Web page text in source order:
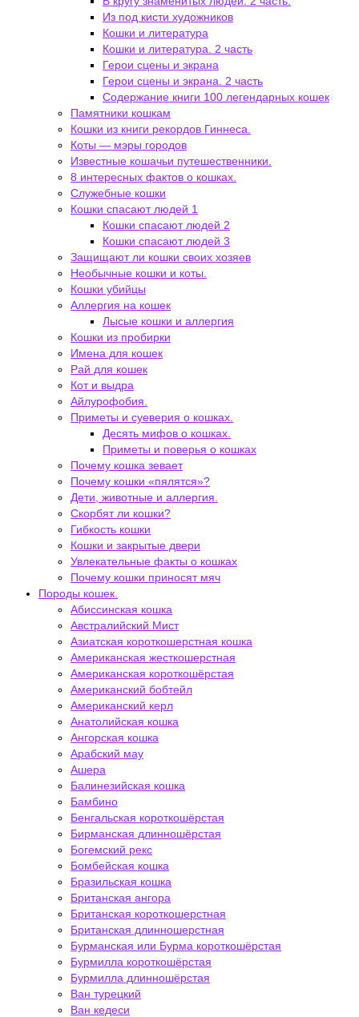
Из под кисти художников
Кошки и литература
Кошки и литература. 2 часть
Герои сцены и экрана
Герои сцены и экрана. 2 часть
Содержание книги 100 легендарных кошек
Памятники кошкам
Кошки из книги рекордов Гиннеса.
Коты — мэры городов
Известные кошачьи путешественники.
8 интересных фактов о кошках.
Служебные кошки
Кошки спасают людей 1
Кошки спасают людей 2
Кошки спасают людей 3
Защищают ли кошки своих хозяев
Необычные кошки и коты.
Кошки убийцы
Аллергия на кошек
Лысые кошки и аллергия
Кошки из пробирки
Имена для кошек
Рай для кошек
Кот и выдра
Айлурофобия.
Приметы и суеверия о кошках.
Десять мифов о кошках.
Приметы и поверья о кошках
Почему кошка зевает
Почему кошки «пялятся»?
Дети, животные и аллергия.
Скорбят ли кошки?
Гибкость кошки
Кошки и закрытые двери
Увлекательные факты о кошках
Почему кошки приносят мяч
Породы кошек.
Абиссинская кошка
Австралийский Мист
Азиатская короткошерстная кошка
Американская жесткошерстная
Американская короткошёрстая
Американский бобтейл
Американский керл
Анатолийская кошка
Ангорская кошка
Арабский мау
Ашера
Балинезийская кошка
Бамбино
Бенгальская короткошёрстая
Бирманская длинношёрстая
Богемский рекс
Бомбейская кошка
Бразильская кошка
Британская ангора
Британская короткошерстная
Британская длинношерстная
Бурманская или Бурма короткошёрстая
Бурмилла короткошёрстая
Бурмилла длинношёрстая
Ван турецкий
Ван кедеси